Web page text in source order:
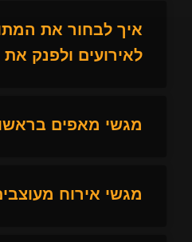
איך לבחור את
לאירועים ולפנק
מגשי מאפים
מגשי אירוח